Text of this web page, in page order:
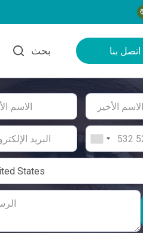
بحث اتصل بنا